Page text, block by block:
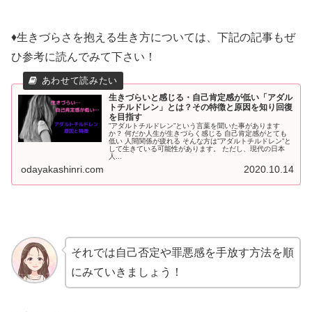
♦生きづらさを抱える生き方については、下記の記事もぜ
ひ参考に読んでみて下さい！
生きづらいと感じる・自己肯定感が低い「アダル
トチルドレン」とは？その特徴と原因を知り回復
を目指す
”アダルトチルドレン”という言葉を聞いた事があります
か？ 何だか人生が生きづらく感じる 自己肯定感がとても
低い 人間関係が疲れる そんな方は”アダルトチルドレン”と
して生きている可能性があります。 ただし、現代の日本
人...
odayakashinri.com 2020.10.14
それでは自己否定や罪悪感を手放す方法を順
にみていきましょう！